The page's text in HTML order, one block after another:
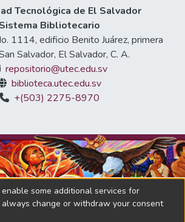
Tecnológica de El Salvador
Sistema Bibliotecario
1114, edificio Benito Juárez, primera
Salvador, El Salvador, C. A.
repositorio@utec.edu.sv
biblioteca.utec.edu.sv
+(503) 2275-8970
some additional services for
always change or withdraw your consent